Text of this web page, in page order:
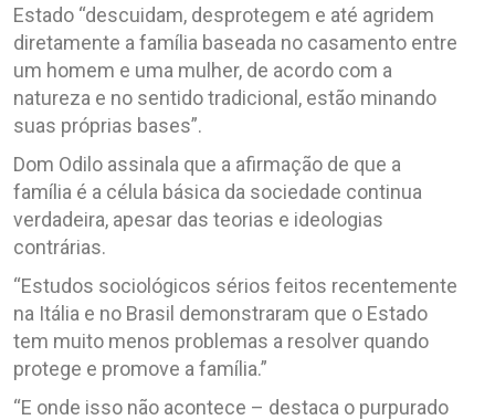
Estado “descuidam, desprotegem e até agridem
diretamente a família baseada no casamento entre
um homem e uma mulher, de acordo com a
natureza e no sentido tradicional, estão minando
suas próprias bases”.
Dom Odilo assinala que a afirmação de que a
família é a célula básica da sociedade continua
verdadeira, apesar das teorias e ideologias
contrárias.
“Estudos sociológicos sérios feitos recentemente
na Itália e no Brasil demonstraram que o Estado
tem muito menos problemas a resolver quando
protege e promove a família.”
“E onde isso não acontece – destaca o purpurado